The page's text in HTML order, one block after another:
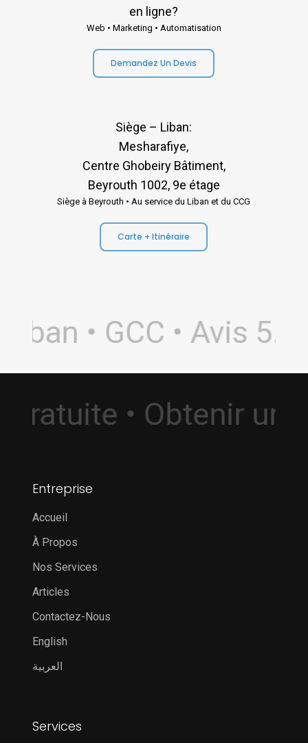
en ligne?
Web • Marketing • Automatisation
Demandez Un Devis
Siège – Liban:
Mesharafiye,
Centre Ghobeiry Bâtiment,
Beyrouth 1002, 9e étage
Siège à Beyrouth • Au service du Liban et du CCG
Carte + Itinéraire
• GCC • Avis 5.0
Gratuite • Obtenir
Entreprise
Accueil
À Propos
Nos Services
Articles
Contactez-Nous
English
العربية
Services